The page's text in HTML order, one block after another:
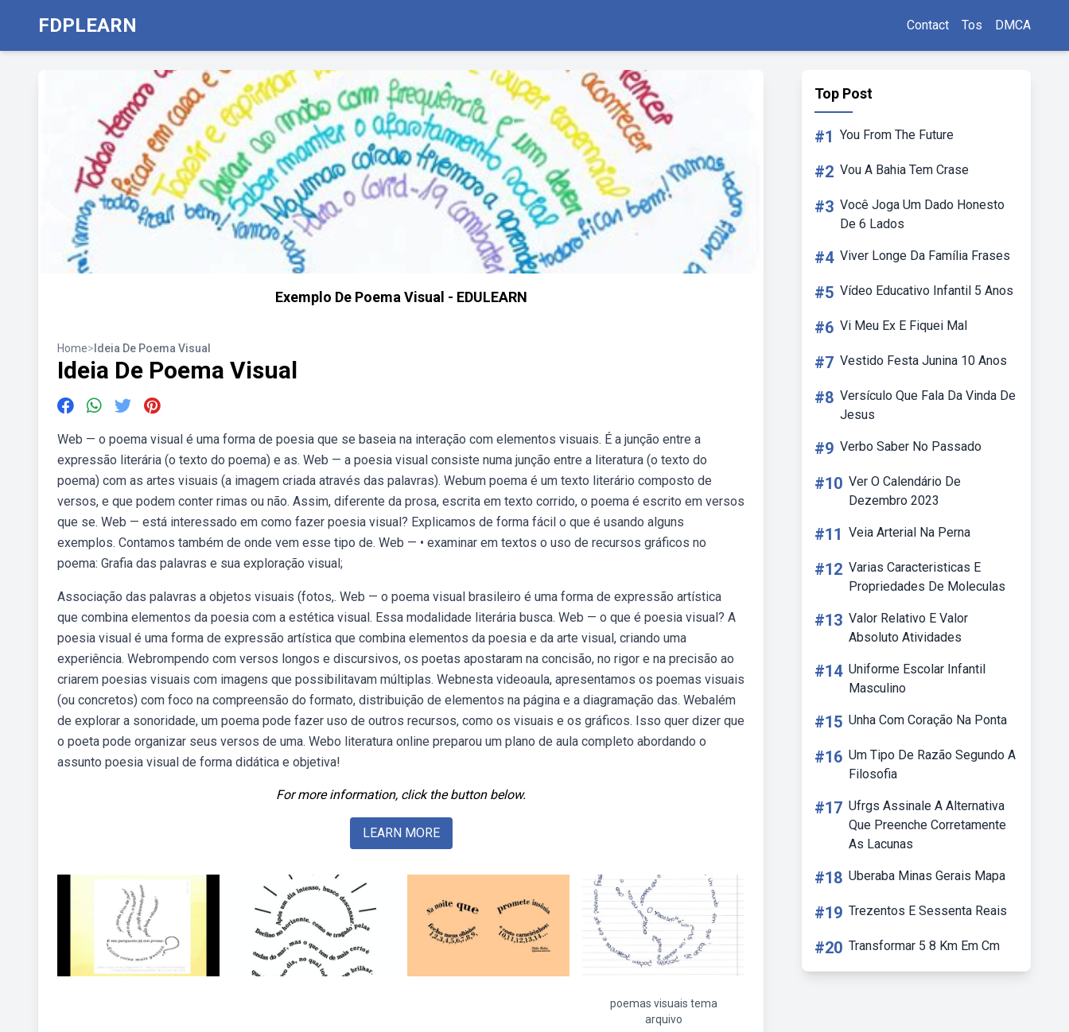
FDPLEARN Contact Tos DMCA
Exemplo De Poema Visual - EDULEARN
Home> Ideia De Poema Visual
Ideia De Poema Visual
Web — o poema visual é uma forma de poesia que se baseia na interação com elementos visuais. É a junção entre a
expressão literária (o texto do poema) e as. Web — a poesia visual consiste numa junção entre a literatura (o texto do
poema) com as artes visuais (a imagem criada através das palavras). Webum poema é um texto literário composto de
versos, e que podem conter rimas ou não. Assim, diferente da prosa, escrita em texto corrido, o poema é escrito em versos
que se. Web — está interessado em como fazer poesia visual? Explicamos de forma fácil o que é usando alguns
exemplos. Contamos também de onde vem esse tipo de. Web — • examinar em textos o uso de recursos gráficos no
poema: Grafia das palavras e sua exploração visual;
Associação das palavras a objetos visuais (fotos,. Web — o poema visual brasileiro é uma forma de expressão artística
que combina elementos da poesia com a estética visual. Essa modalidade literária busca. Web — o que é poesia visual? A
poesia visual é uma forma de expressão artística que combina elementos da poesia e da arte visual, criando uma
experiência. Webrompendo com versos longos e discursivos, os poetas apostaram na concisão, no rigor e na precisão ao
criarem poesias visuais com imagens que possibilitavam múltiplas. Webnesta videoaula, apresentamos os poemas visuais
(ou concretos) com foco na compreensão do formato, distribuição de elementos na página e a diagramação das. Webalém
de explorar a sonoridade, um poema pode fazer uso de outros recursos, como os visuais e os gráficos. Isso quer dizer que
o poeta pode organizar seus versos de uma. Webo literatura online preparou um plano de aula completo abordando o
assunto poesia visual de forma didática e objetiva!
For more information, click the button below.
LEARN MORE
poemas visuais tema
arquivo
Top Post
#1 You From The Future
#2 Vou A Bahia Tem Crase
#3 Você Joga Um Dado Honesto
De 6 Lados
#4 Viver Longe Da Família Frases
#5 Vídeo Educativo Infantil 5 Anos
#6 Vi Meu Ex E Fiquei Mal
#7 Vestido Festa Junina 10 Anos
#8 Versículo Que Fala Da Vinda De
Jesus
#9 Verbo Saber No Passado
#10 Ver O Calendário De
Dezembro 2023
#11 Veia Arterial Na Perna
#12 Varias Caracteristicas E
Propriedades De Moleculas
#13 Valor Relativo E Valor
Absoluto Atividades
#14 Uniforme Escolar Infantil
Masculino
#15 Unha Com Coração Na Ponta
#16 Um Tipo De Razão Segundo A
Filosofia
#17 Ufrgs Assinale A Alternativa
Que Preenche Corretamente
As Lacunas
#18 Uberaba Minas Gerais Mapa
#19 Trezentos E Sessenta Reais
#20 Transformar 5 8 Km Em Cm